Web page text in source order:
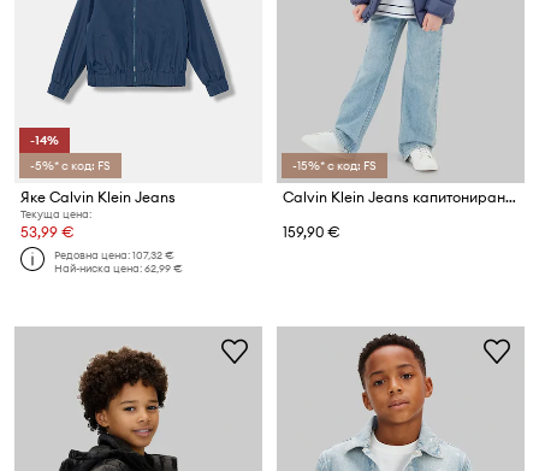
-14%
-5%* с код: FS
Яке Calvin Klein Jeans
Текуща цена:
53,99 €
Редовна цена:107,32 €
Най-ниска цена:62,99 €
-15%* с код: FS
Calvin Klein Jeans капитонирано яке за деца
159,90 €